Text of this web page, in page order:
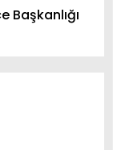
Başkanlığı